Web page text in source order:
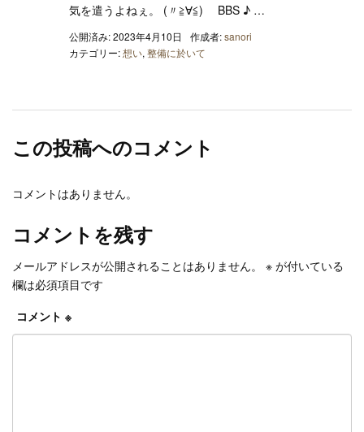
気を遣うよねぇ。 (〃≧∀≦)ゞ BBS ♪ …
公開済み: 2023年4月10日 作成者:sanori
カテゴリー:想い, 整備に於いて
この投稿へのコメント
コメントはありません。
コメントを残す
メールアドレスが公開されることはありません。 ※ が付いている
欄は必須項目です
コメント ※